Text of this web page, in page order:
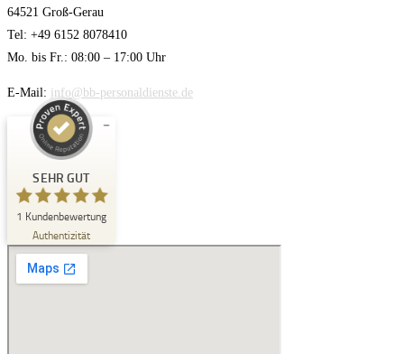
64521 Groß-Gerau
Tel: +49 6152 8078410
Mo. bis Fr.: 08:00 – 17:00 Uhr
E-Mail: info@bb-personaldienste.de
SEHR GUT
1 Kundenbewertung
Authentizität
Kundenbewertungen und Erfahrungen zu
b&b personaldienste gmbh
ProvenExpert.com
SEHR GUT
5,00
/
5,00